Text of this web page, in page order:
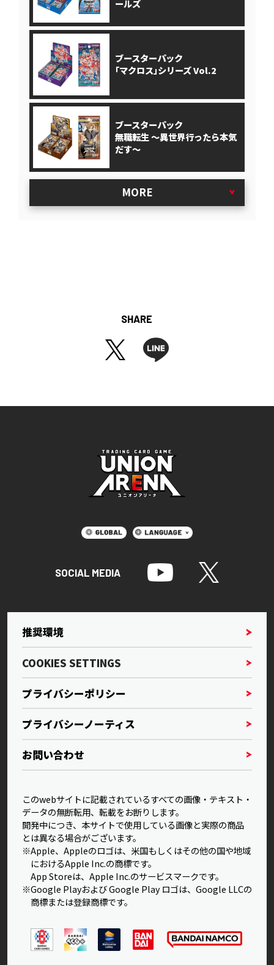
ールズ
ブースターパック
｢マクロス｣シリーズ Vol.2
ブースターパック
無職転生 ～異世界行ったら本気
だす～
MORE
SHARE
SOCIAL MEDIA
推奨環境
COOKIES SETTINGS
プライバシーポリシー
プライバシーノーティス
お問い合わせ
このwebサイトに記載されているすべての画像・テキスト・
データの無断転用、転載をお断りします。
開発中につき、本サイトで使用している画像と実際の商品
とは異なる場合がございます。
※Apple、Appleのロゴは、米国もしくはその他の国や地域
におけるApple Inc.の商標です。
App Storeは、Apple Inc.のサービスマークです。
※Google Playおよび Google Play ロゴは、Google LLCの
商標または登録商標です。